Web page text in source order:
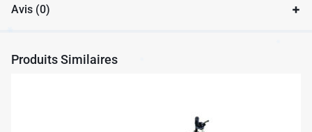
Avis (0)
Produits Similaires